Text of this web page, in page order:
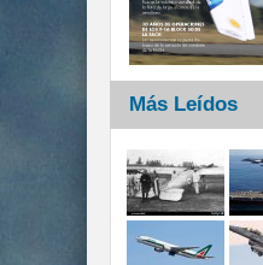
Más Leídos